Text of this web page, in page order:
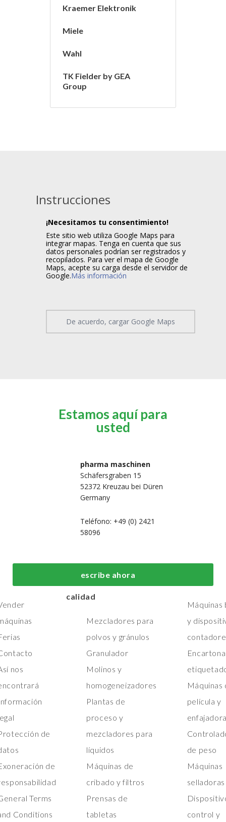
Kraemer Elektronik
Miele
Wahl
TK Fielder by GEA
Group
Estamos aquí para
usted
pharma maschinen
Schäfersgraben 15
52372 Kreuzau bei Düren
Germany
Teléfono: +49 (0) 2421
58096
escribe ahora
Instrucciones
¡Necesitamos tu consentimiento!
Este sitio web utiliza Google Maps para
integrar mapas. Tenga en cuenta que sus
datos personales podrían ser registrados y
recopilados. Para ver el mapa de Google
Maps, acepte su carga desde el servidor de
Google.Más información
De acuerdo, cargar Google Maps
nos
de
de
Terms
Conditions
fabricación y
procesos de primera
calidad
Mezcladores para
polvos y gránulos
Granulador
Molinos y
homogeneizadores
Plantas de
proceso y
mezcladores para
líquidos
Máquinas de
cribado y filtros
Prensas de
tabletas
embalaje de
y
Máquinas
película y
de peso
Máquinas
selladoras
control y